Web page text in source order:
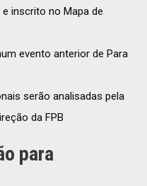
inscrito no Mapa de
evento anterior de Para
serão analisadas pela
da FPB
para